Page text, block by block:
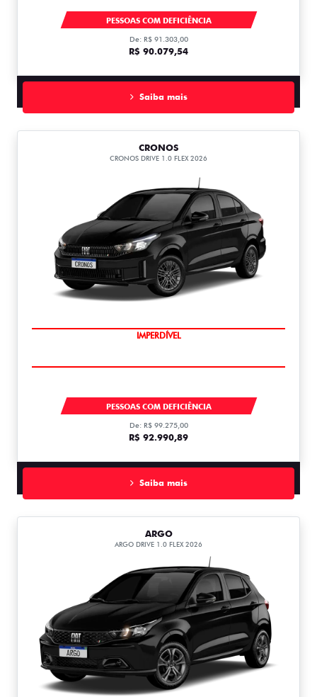
PESSOAS COM DEFICIÊNCIA
De: R$ 91.303,00
R$ 90.079,54
Saiba mais
CRONOS
CRONOS DRIVE 1.0 FLEX 2026
IMPERDÍVEL
PESSOAS COM DEFICIÊNCIA
De: R$ 99.275,00
R$ 92.990,89
Saiba mais
ARGO
ARGO DRIVE 1.0 FLEX 2026